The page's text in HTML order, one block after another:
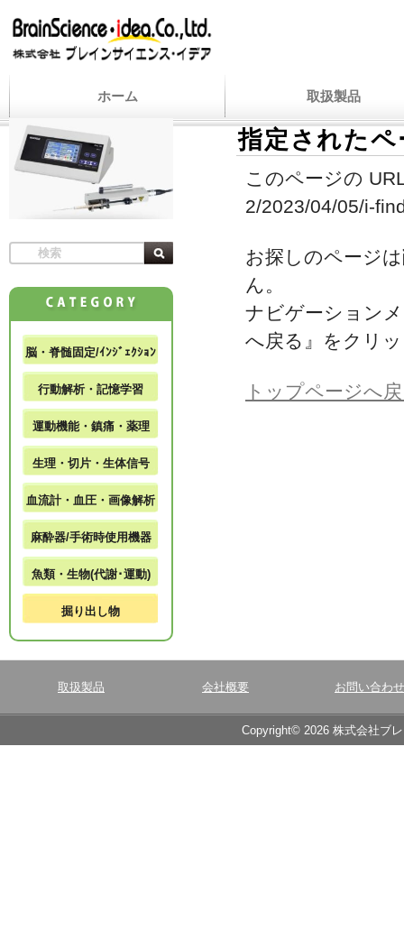
ホーム 取扱製品
指定された
このページの
2/2023/04/05/i-
お探しのページ
ん。
ナビゲーション
へ戻る』をクリ
トップページへ
脳・脊髄固定/ｲﾝｼﾞｪｸｼｮﾝ
行動解析・記憶学習
運動機能・鎮痛・薬理
生理・切片・生体信号
血流計・血圧・画像解析
麻酔器/手術時使用機器
魚類・生物(代謝･運動)
掘り出し物
取扱製品 会社概要 お問い合わせ
Copyright© 2026 株式会社ブ